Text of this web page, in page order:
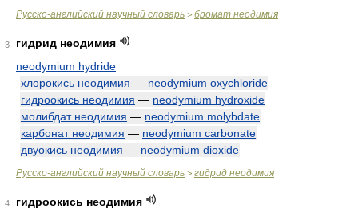
Русско-английский научный словарь > бромат неодимия
3
гидрид неодимия
neodymium hydride
хлорокись неодимия — neodymium oxychloride
гидроокись неодимия — neodymium hydroxide
молибдат неодимия — neodymium molybdate
карбонат неодимия — neodymium carbonate
двуокись неодимия — neodymium dioxide
Русско-английский научный словарь > гидрид неодимия
4
гидроокись неодимия